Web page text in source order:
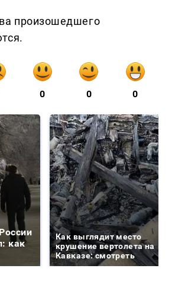
произошедшего
0 0 0
как
Как выглядит место
крушение вертолета на
Кавказе: смотреть